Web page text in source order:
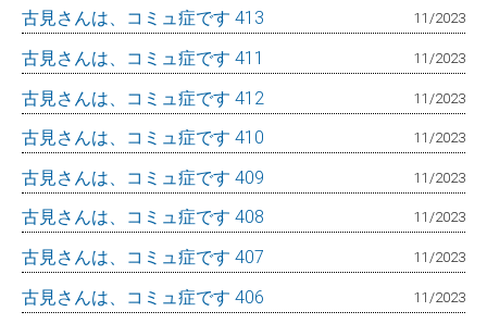
古見さんは、コミュ症です 413 11/2023
古見さんは、コミュ症です 411 11/2023
古見さんは、コミュ症です 412 11/2023
古見さんは、コミュ症です 410 11/2023
古見さんは、コミュ症です 409 11/2023
古見さんは、コミュ症です 408 11/2023
古見さんは、コミュ症です 407 11/2023
古見さんは、コミュ症です 406 11/2023